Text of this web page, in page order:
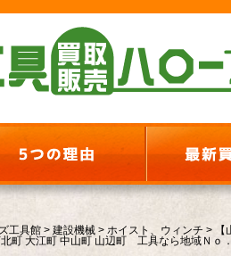
工具館 > 建設機械 > ホイスト、ウィンチ >
町 大江町 中山町 山辺町 工具なら地域Ｎｏ